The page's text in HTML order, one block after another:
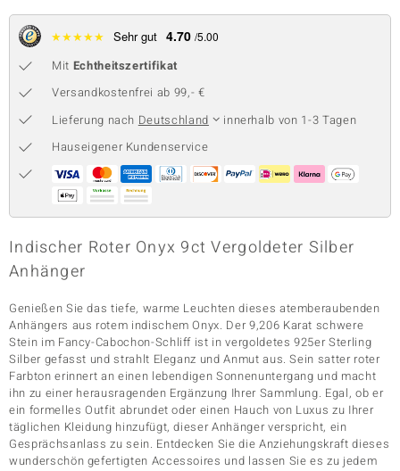
Collection
BY DE MELO
Collection
Classics
★★★★★ Sehr gut 4.70 /5.00
Mit Echtheitszertifikat
Versandkostenfrei ab 99,- €
Lieferung nach Deutschland
innerhalb von 1-3 Tagen
Hauseigener Kundenservice
Indischer Roter Onyx 9ct Vergoldeter Silber
Anhänger
Genießen Sie das tiefe, warme Leuchten dieses atemberaubenden
Anhängers aus rotem indischem Onyx. Der 9,206 Karat schwere
Stein im Fancy-Cabochon-Schliff ist in vergoldetes 925er Sterling
Silber gefasst und strahlt Eleganz und Anmut aus. Sein satter roter
Farbton erinnert an einen lebendigen Sonnenuntergang und macht
ihn zu einer herausragenden Ergänzung Ihrer Sammlung. Egal, ob er
ein formelles Outfit abrundet oder einen Hauch von Luxus zu Ihrer
täglichen Kleidung hinzufügt, dieser Anhänger verspricht, ein
Gesprächsanlass zu sein. Entdecken Sie die Anziehungskraft dieses
wunderschön gefertigten Accessoires und lassen Sie es zu jedem